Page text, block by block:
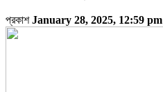
প্রকাশJanuary 28, 2025, 12:59 pm